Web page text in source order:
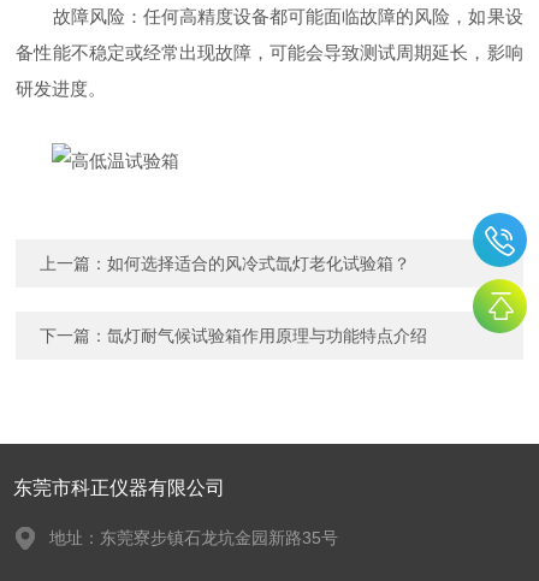
故障风险：任何高精度设备都可能面临故障的风险，如果设
备性能不稳定或经常出现故障，可能会导致测试周期延长，影响
研发进度。
上一篇：如何选择适合的风冷式氙灯老化试验箱？
下一篇：氙灯耐气候试验箱作用原理与功能特点介绍
东莞市科正仪器有限公司
地址：东莞寮步镇石龙坑金园新路35号